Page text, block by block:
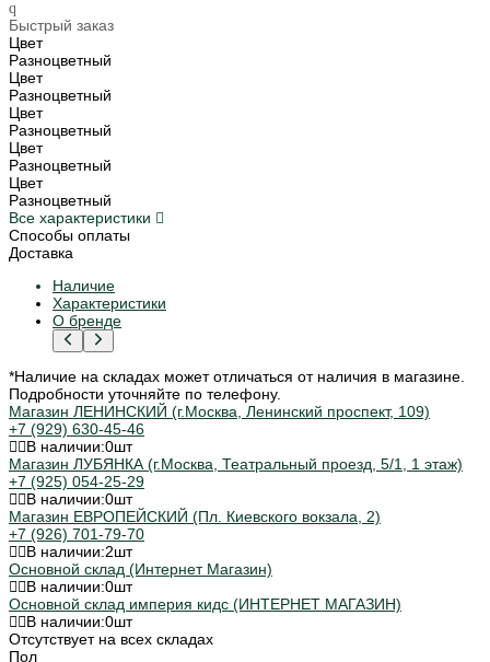
Быстрый заказ
Цвет
Разноцветный
Цвет
Разноцветный
Цвет
Разноцветный
Цвет
Разноцветный
Цвет
Разноцветный
Все характеристики
Способы оплаты
Доставка
Наличие
Характеристики
О бренде
*Наличие на складах может отличаться от наличия в магазине.
Подробности уточняйте по телефону.
Магазин ЛЕНИНСКИЙ (г.Москва, Ленинский проспект, 109)
+7 (929) 630-45-46
В наличии:0шт
Магазин ЛУБЯНКА (г.Москва, Театральный проезд, 5/1, 1 этаж)
+7 (925) 054-25-29
В наличии:0шт
Магазин ЕВРОПЕЙСКИЙ (Пл. Киевского вокзала, 2)
+7 (926) 701-79-70
В наличии:2шт
Основной склад (Интернет Магазин)
В наличии:0шт
Основной склад империя кидс (ИНТЕРНЕТ МАГАЗИН)
В наличии:0шт
Отсутствует на всех складах
Пол